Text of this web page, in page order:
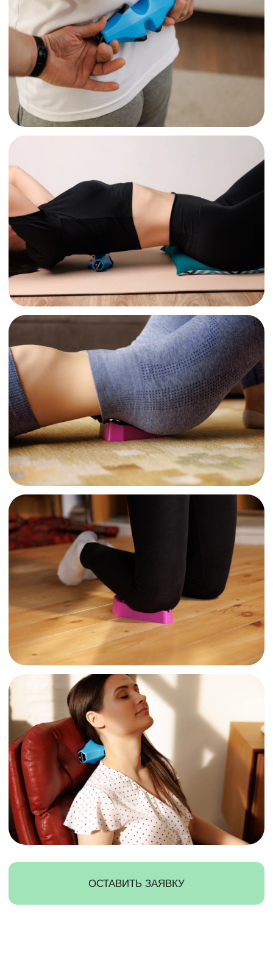
ОСТАВИТЬ ЗАЯВКУ
ПОЧЕМУ
ВЫБИРАЮТ НАС?
10+ лет на рынке и медицинские
сертификаты качества
Быстрая доставка и обучение для
ваших клиентов
Оперативность
и обучение
Удобный формат:
вы рекомендуете,
мы занимаемся остальным
Прозрачные партнерские условия:
высокий % с продаж и полная поддержка
Выгодное
партнерство
НАЧАТЬ СОТРУДНИЧЕСТВО
ЧТОБЫ СТАТЬ
НАШИМ ПАРТНЕРОМ,
НУЖНО:
Оставьте заявку
на тест-драйв аппаратов
Протестируйте массажеры
в своей практике
Получите индивидуальные